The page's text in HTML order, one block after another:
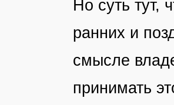
Но суть тут,
ранних и
смысле
принимать